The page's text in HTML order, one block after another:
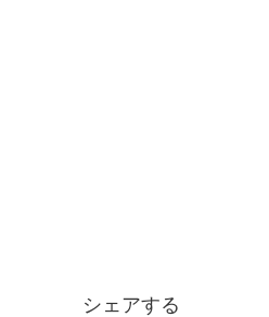
シェアする